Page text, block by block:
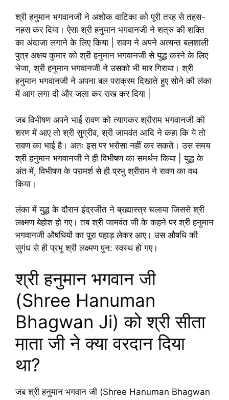
श्री हनुमान भगवानजी ने अशोक वाटिका को पूरी तरह से तहस-
नहस कर दिया। ऐसा श्री हनुमान भगवानजी ने शत्रु की शक्ति
का अंदाजा लगाने के लिए किया | रावण ने अपने अत्यन्त बलशाली
पुत्र अक्षय कुमार को श्री हनुमान भगवानजी से युद्ध करने के लिए
भेजा, श्री हनुमान भगवानजी ने उसको भी मार गिराया। श्री
हनुमान भगवानजी ने अपना बल पराक्रम दिखाते हुए सोने की लंका
में आग लगा दी और जला कर राख कर दिया |
जब विभीषण अपने भाई रावण को त्यागकर श्रीराम भगवानजी की
शरण में आए तो श्री सुग्रीव, श्री जामवंत आदि ने कहा कि ये तो
रावण का भाई है। अतः इस पर भरोसा नहीं कर सकते। उस समय
श्री हनुमान भगवानजी ने ही विभीषण का समर्थन किया | युद्ध के
अंत में, विभीषण के परामर्श से ही प्रभु श्रीराम ने रावण का वध
किया।
लंका में युद्ध के दौरान इंद्रजीत ने ब्रह्मास्त्र चलाया जिससे श्री
लक्ष्मण बेहोश हो गए। तब श्री जामवंत जी के कहने पर श्री हनुमान
भगवानजी औषधियों का पूरा पहाड़ लेकर आए। उस औषधि की
सुगंध से ही प्रभु श्री लक्ष्मण पुन: स्वस्थ हो गए।
श्री हनुमान भगवान जी
(Shree Hanuman
Bhagwan Ji) को श्री सीता
माता जी ने क्या वरदान दिया
था?
जब श्री हनुमान भगवान जी (Shree Hanuman Bhagwan